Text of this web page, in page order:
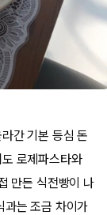
간 기본 등심 돈
로제파스타와
만든 식전빵이 나
과는 조금 차이가